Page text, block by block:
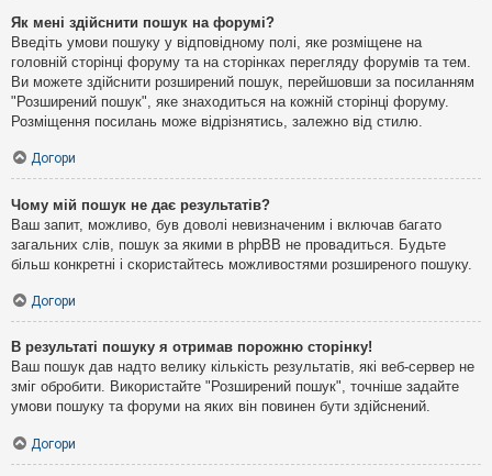
Як мені здійснити пошук на форумі?
Введіть умови пошуку у відповідному полі, яке розміщене на
головній сторінці форуму та на сторінках перегляду форумів та тем.
Ви можете здійснити розширений пошук, перейшовши за посиланням
"Розширений пошук", яке знаходиться на кожній сторінці форуму.
Розміщення посилань може відрізнятись, залежно від стилю.
Догори
Чому мій пошук не дає результатів?
Ваш запит, можливо, був доволі невизначеним і включав багато
загальних слів, пошук за якими в phpBB не провадиться. Будьте
більш конкретні і скористайтесь можливостями розширеного пошуку.
Догори
В результаті пошуку я отримав порожню сторінку!
Ваш пошук дав надто велику кількість результатів, які веб-сервер не
зміг обробити. Використайте "Розширений пошук", точніше задайте
умови пошуку та форуми на яких він повинен бути здійснений.
Догори